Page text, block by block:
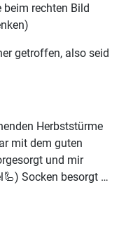
beim rechten Bild
getroffen, also seid
Herbststürme
mit dem guten
und mir
Socken besorgt …